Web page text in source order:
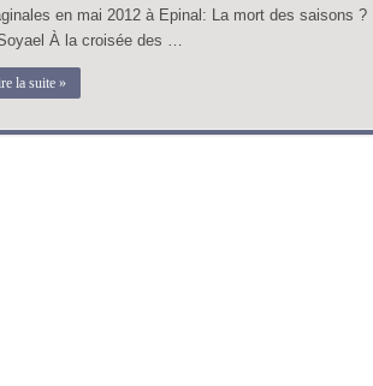
en mai 2012 à Epinal: La mort des saisons ?
À la croisée des …
la suite »